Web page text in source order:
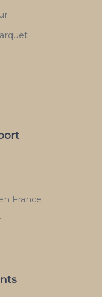
France